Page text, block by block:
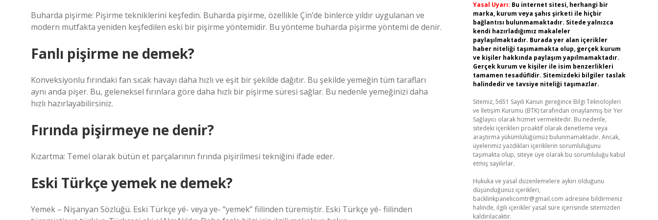
Buharda pişirme: Pişirme tekniklerini keşfedin. Buharda pişirme, özellikle Çin’de binlerce yıldır uygulanan ve
modern mutfakta yeniden keşfedilen eski bir pişirme yöntemidir. Bu yönteme buharda pişirme yöntemi de denir.
Fanlı pişirme ne demek?
Konveksiyonlu fırındaki fan sıcak havayı daha hızlı ve eşit bir şekilde dağıtır. Bu şekilde yemeğin tüm tarafları
aynı anda pişer. Bu, geleneksel fırınlara göre daha hızlı bir pişirme süresi sağlar. Bu nedenle yemeğinizi daha
hızlı hazırlayabilirsiniz.
Fırında pişirmeye ne denir?
Kızartma: Temel olarak bütün et parçalarının fırında pişirilmesi tekniğini ifade eder.
Eski Türkçe yemek ne demek?
Yemek – Nişanyan Sözlüğü. Eski Türkçe yé- veya ye- “yemek” fiilinden türemiştir. Eski Türkçe yé- fiilinden
Yasal Uyarı: Bu internet sitesi, herhangi bir
marka, kurum veya şahıs şirketi ile hiçbir
bağlantısı bulunmamaktadır. Sitede yalnızca
kendi hazırladığımız makaleler
paylaşılmaktadır. Burada yer alan içerikler
haber niteliği taşımamakta olup, gerçek kurum
ve kişiler hakkında paylaşım yapılmamaktadır.
Gerçek kurum ve kişiler ile isim benzerlikleri
tamamen tesadüfidir. Sitemizdeki bilgiler taslak
halindedir ve tavsiye niteliği taşımazlar.
Sitemiz, 5651 Sayılı Kanun gereğince Bilgi Teknolojileri
ve İletişim Kurumu (BTK) tarafından onaylanmış bir Yer
Sağlayıcı olarak hizmet vermektedir. Bu nedenle,
sitedeki içerikleri proaktif olarak denetleme veya
araştırma yükümlülüğümüz bulunmamaktadır. Ancak,
üyelerimiz yazdıkları içeriklerin sorumluluğunu
taşımakta olup, siteye üye olarak bu sorumluluğu kabul
etmiş sayılırlar.
Hukuka ve yasal düzenlemelere aykırı olduğunu
düşündüğünüz içerikleri,
backlinkpanelicomtr@gmail.com adresine bildirmeniz
halinde, ilgili içerikler yasal süre içerisinde sitemizden
kaldırılacaktır.